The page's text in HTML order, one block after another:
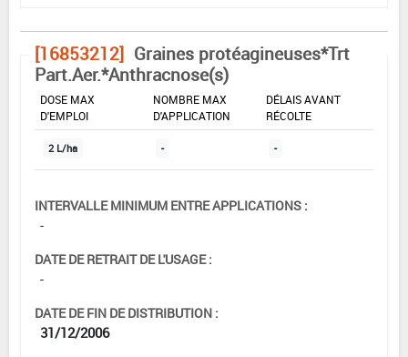
[16853212] Graines protéagineuses*Trt
Part.Aer.*Anthracnose(s)
DOSE MAX
D'EMPLOI
NOMBRE MAX
D'APPLICATION
DÉLAIS AVANT
RÉCOLTE
2 L/ha - -
INTERVALLE MINIMUM ENTRE APPLICATIONS :
-
DATE DE RETRAIT DE L'USAGE :
-
DATE DE FIN DE DISTRIBUTION :
31/12/2006